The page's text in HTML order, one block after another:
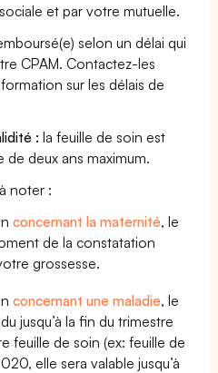
et par votre mutuelle.
selon un délai qui
CPAM. Contactez-les
sur les délais de
: la feuille de soin est
deux ans maximum.
noter :
concernant la maternité, le
de la constatation
grossesse.
concernant une maladie, le
jusqu’à la fin du trimestre
feuille de soin (ex: feuille de
elle sera valable jusqu’à